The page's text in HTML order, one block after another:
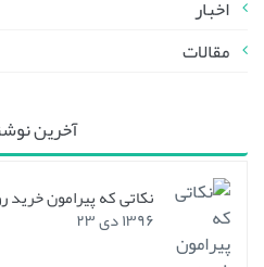
اخبار
مقالات
آخرین
نکاتی که پیرامون خرید
۱۳۹۶ دی ۲۳